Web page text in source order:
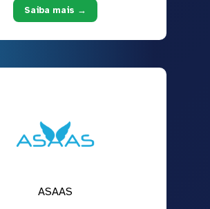
Saiba mais →
ASAAS